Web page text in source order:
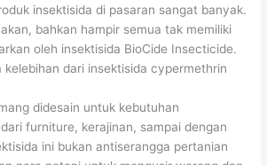
insektisida di pasaran sangat banyak.
bahkan hampir semua tak memiliki
oleh insektisida BioCide Insecticide.
kelebihan dari insektisida cypermethrin
didesain untuk kebutuhan
furniture, kerajinan, sampai dengan
ini bukan antiserangga pertanian